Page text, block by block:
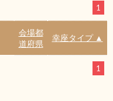
1
会場都
道府県
幸座タイプ ▲
1